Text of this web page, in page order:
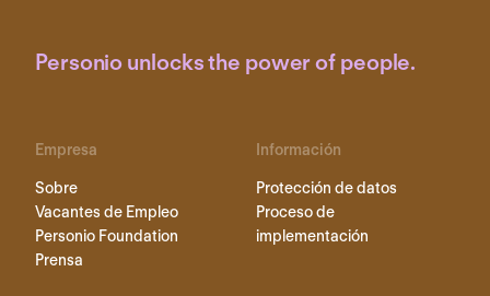
Personio unlocks the power of people.
Empresa
Sobre
Vacantes de Empleo
Personio Foundation
Prensa
Información
Protección de datos
Proceso de
implementación